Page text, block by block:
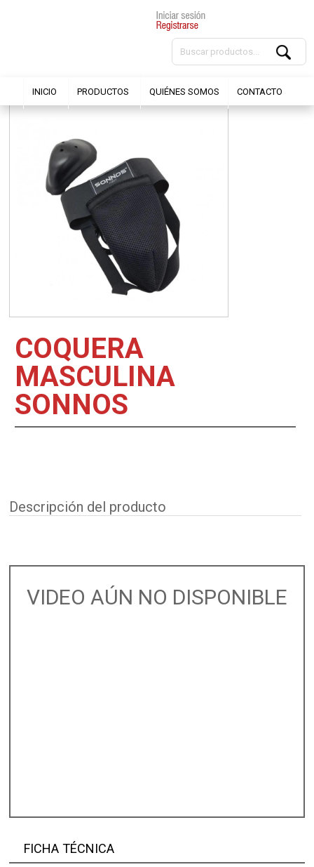
INICIO PRODUCTOS QUIÉNES SOMOS CONTACTO
COQUERA
MASCULINA
SONNOS
Descripción del producto
VIDEO AÚN NO DISPONIBLE
FICHA TÉCNICA